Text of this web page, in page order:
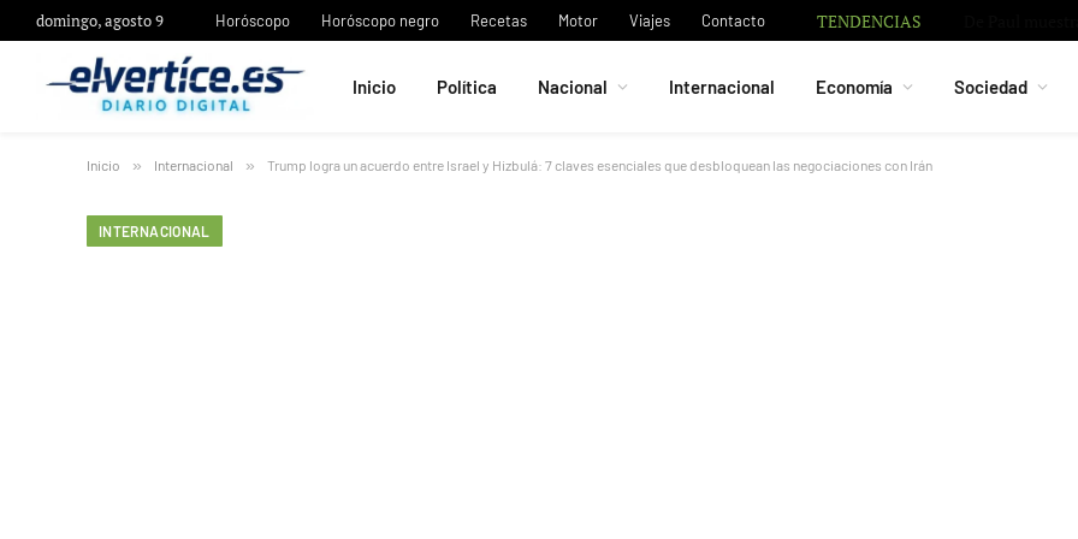
domingo, agosto 9 Horóscopo Horóscopo negro Recetas Motor Viajes Contacto TENDENCIAS
Inicio Política Nacional Internacional Economía Sociedad
Inicio » Internacional » Trump logra un acuerdo entre Israel y Hizbulá: 7 claves esenciales que desbloquean las negociaciones con Irán
INTERNACIONAL